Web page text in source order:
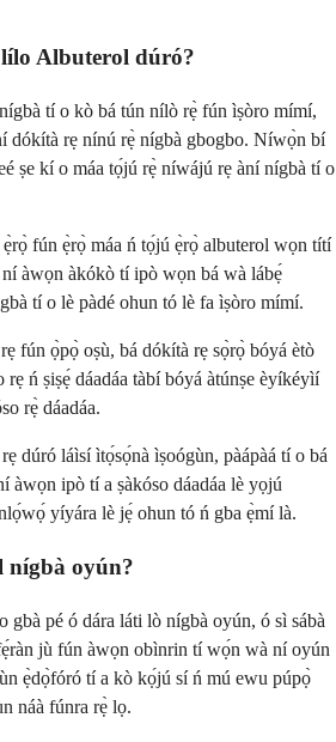
Albuterol dúró?
tí o kò bá tún nílò rẹ̀ fún ìṣòro mímí,
dókítà rẹ nínú rẹ̀ nígbà gbogbo. Níwọ̀n bí
ṣe kí o máa tọ́jú rẹ̀ níwájú rẹ àní nígbà tí o
fún ẹ̀rọ̀ máa ń tọ́jú ẹ̀rọ̀ albuterol wọn títí
àwọn àkókò tí ipò wọn bá wà lábẹ́
tí o lè pàdé ohun tó lè fa ìṣòro mímí.
fún ọ̀pọ̀ oṣù, bá dókítà rẹ sọ̀rọ̀ bóyá ètò
rẹ ń ṣiṣẹ́ dáadáa tàbí bóyá àtúnṣe èyíkéyìí
rẹ̀ dáadáa.
dúró láìsí ìtọ́sọ́nà ìṣoógùn, pàápàá tí o bá
àwọn ipò tí a ṣàkóso dáadáa lè yọjú
yíyára lè jẹ́ ohun tó ń gba ẹ̀mí là.
nígbà oyún?
gbà pé ó dára láti lò nígbà oyún, ó sì sábà
jù fún àwọn obìnrin tí wọ́n wà ní oyún
ẹ̀dọ̀fóró tí a kò kọ́jú sí ń mú ewu púpọ̀
náà fúnra rẹ̀ lọ.